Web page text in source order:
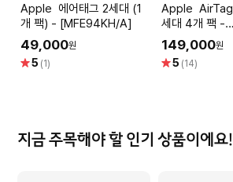
Apple 에어태그 2세대 (1
개 팩) - [MFE94KH/A]
49,000원
별5 (1)
Apple AirTag 에어태그 1
세대 4개 팩 -
[MX542FE/A]
149,000원
별5 (14)
지금 주목해야 할 인기 상품이에요!